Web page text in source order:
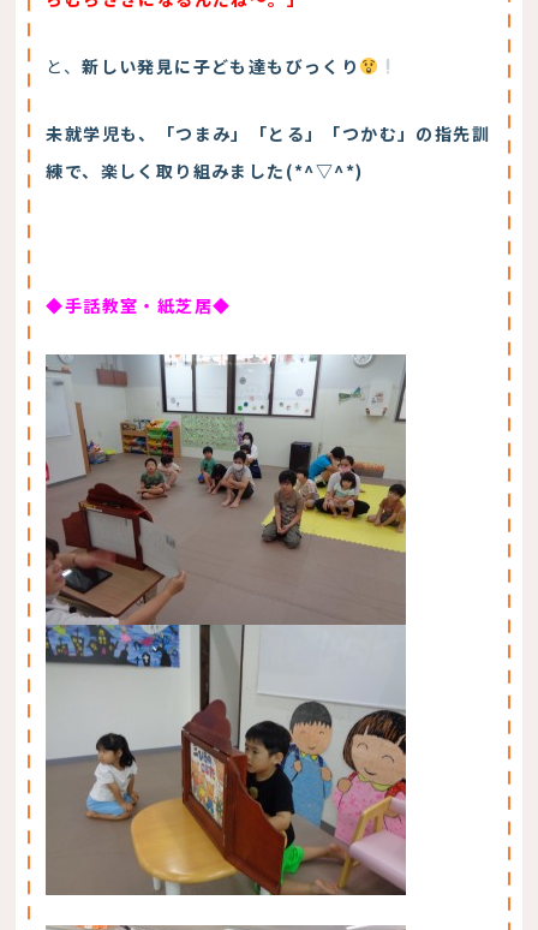
と、新しい発見に子ども達もびっくり
未就学児も、「つまみ」「とる」「つかむ」の指先訓
練で、楽しく取り組みました(*^▽^*)
◆手話教室・紙芝居◆